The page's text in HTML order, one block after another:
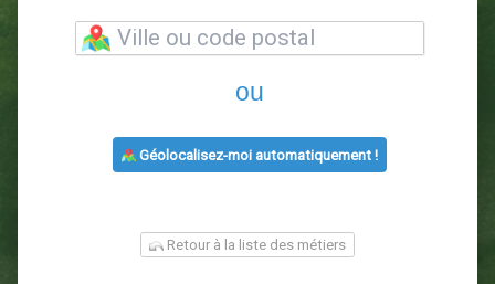
votre projet :
ou